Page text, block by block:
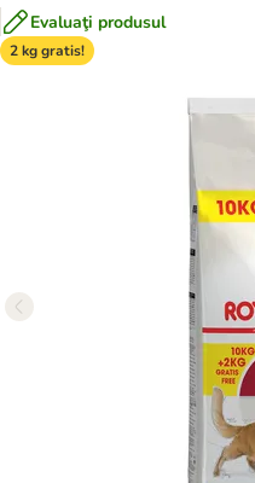
Evaluaţi produsul
2 kg gratis!